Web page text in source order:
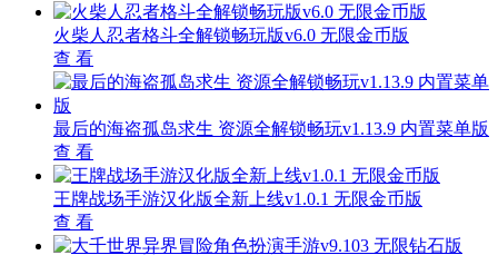
火柴人忍者格斗全解锁畅玩版v6.0 无限金币版
查 看
最后的海盗孤岛求生 资源全解锁畅玩v1.13.9 内置菜单版
查 看
王牌战场手游汉化版全新上线v1.0.1 无限金币版
查 看